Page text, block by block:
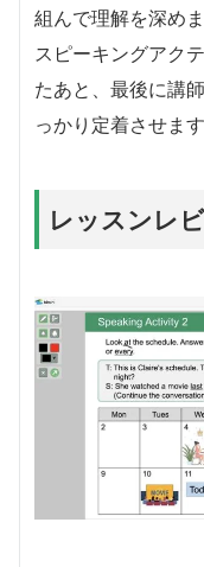
組んで理解を深めま
スピーキングアク
たあと、最後に講
っかり定着させます
レッスンレ